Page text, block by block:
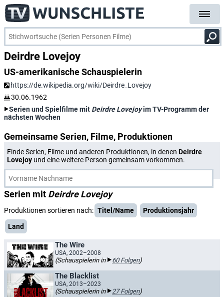
Deirdre Lovejoy
US-amerikanische Schauspielerin
https://de.wikipedia.org/wiki/Deirdre_Lovejoy
30.06.1962
Serien und Spielfilme mit Deirdre Lovejoyim TV-Programm der
nächsten Wochen
Gemeinsame Serien, Filme, Produktionen
Finde Serien, Filme und anderen Produktionen, in denen Deirdre
Lovejoy und eine weitere Person gemeinsam vorkommen.
Serien mit Deirdre Lovejoy
Produktionen sortieren nach: Titel/Name
Produktionsjahr
Land
The Wire
USA, 2002–2008
(Schauspielerin in 60 Folgen)
The Blacklist
USA, 2013–2023
(Schauspielerin in 27 Folgen)